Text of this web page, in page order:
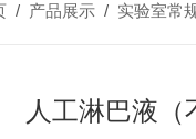
/ 产品展示 / 实验室常
人工淋巴液（